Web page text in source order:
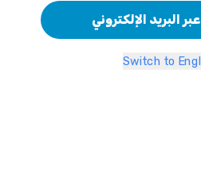
البريد الإلكتروني
Switch to